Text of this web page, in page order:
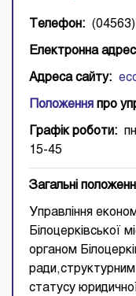
Телефон:
Електронна
Адреса сайту:
Положення про
Графік роботи:
15-45
Загальні
Управління
Білоцерківської
органом
ради,структурним
статусу